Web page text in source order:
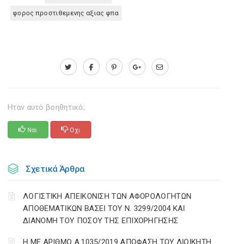
φορος προστιθεμενης αξιας φπα
Ηταν αυτό βοηθητικό;
Ναι Οχι
Σχετικά Άρθρα
ΛΟΓΙΣΤΙΚΗ ΑΠΕΙΚΟΝΙΣΗ ΤΩΝ ΑΦΟΡΟΛΟΓΗΤΩΝ
ΑΠΟΘΕΜΑΤΙΚΩΝ ΒΑΣΕΙ ΤΟΥ N. 3299/2004 ΚΑΙ
ΔΙΑΝΟΜΗ ΤΟΥ ΠΟΣΟΥ ΤΗΣ ΕΠΙΧΟΡΗΓΗΣΗΣ
Η ΜΕ ΑΡΙΘΜΟ Α.1035/2019 ΑΠΟΦΑΣΗ ΤΟΥ ΔΙΟΙΚΗΤΗ